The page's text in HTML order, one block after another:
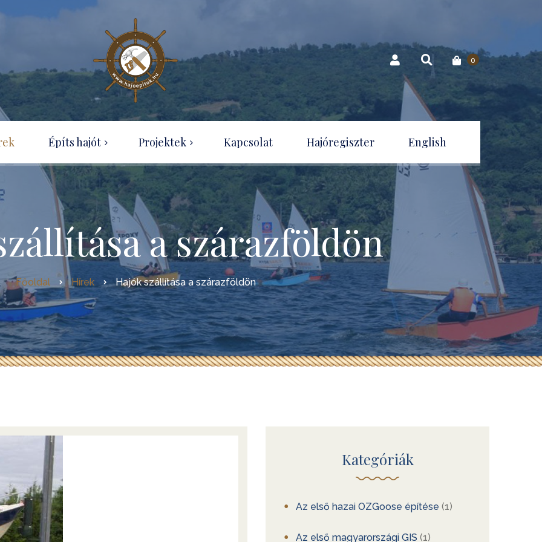
0
Építs hajót
Hajótípusok
Útmutatók rendelése
Ingyenesen letölthető
építési útmutatók
Projektek
Wood-canvas kenu
Ness Boat projekt
Optimist építése házilag
SecPerc kenu – projekt
Eureka 155 projekt
Az első magyarországi GIS
Evezőkészítés házilag
LadiX – az ideális
horgászcsónak
Kapcsolat Hajóregiszter English
a szárazföldön
Főoldal Hírek Hajók szállítása a szárazföldön
Kategóriák
Az első hazai OZGoose építése (1)
Az első magyarországi GIS (1)